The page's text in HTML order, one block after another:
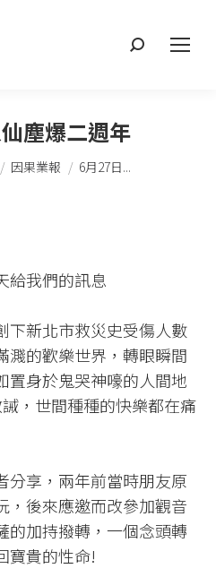
搜
塵爆二週年
因果業報 6月27日...
給我們的訊息​
下新北市救災史受傷人數
濺的歡樂世界，轉眼瞬間
置身於鬼哭神嚎的人間地
，世間種種的快樂都在痛
分享，兩年前當時朋友原
，後來應邀而改參加觀音
的加持撥轉，一個念頭轉
寶貴的性命!​